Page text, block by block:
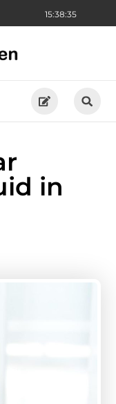
15:38:36
in